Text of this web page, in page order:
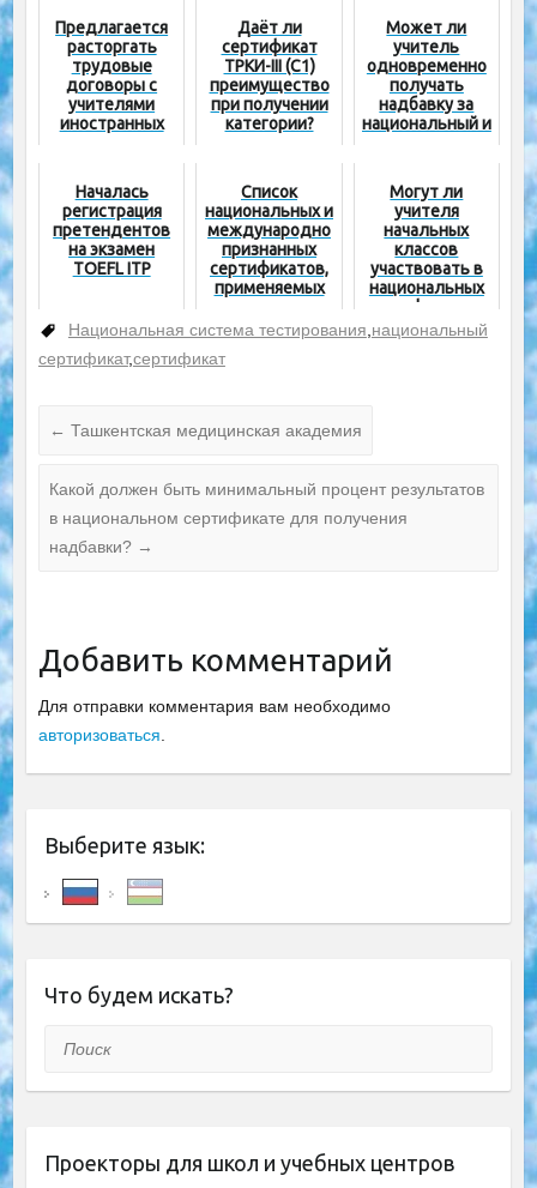
Предлагается
расторгать
трудовые
договоры с
учителями
иностранных
сертификата
уровня B2
Даёт ли
сертификат
ТРКИ-III (С1)
преимущество
при получении
категории?
Может ли
учитель
одновременно
получать
надбавку за
национальный и
Началась
регистрация
претендентов
на экзамен
TOEFL ITP
Cписок
национальных и
международно
признанных
сертификатов,
применяемых
надбавок
педагогам
Могут ли
учителя
начальных
классов
участвовать в
национальных
сертификацион
ных экзаменах?
Национальная система тестирования,национальный
сертификат,сертификат
← Ташкентская медицинская академия
Какой должен быть минимальный процент результатов
в национальном сертификате для получения
надбавки? →
Добавить комментарий
Для отправки комментария вам необходимо
авторизоваться.
Выберите язык:
Что будем искать?
Поиск
Проекторы для школ и учебных центров